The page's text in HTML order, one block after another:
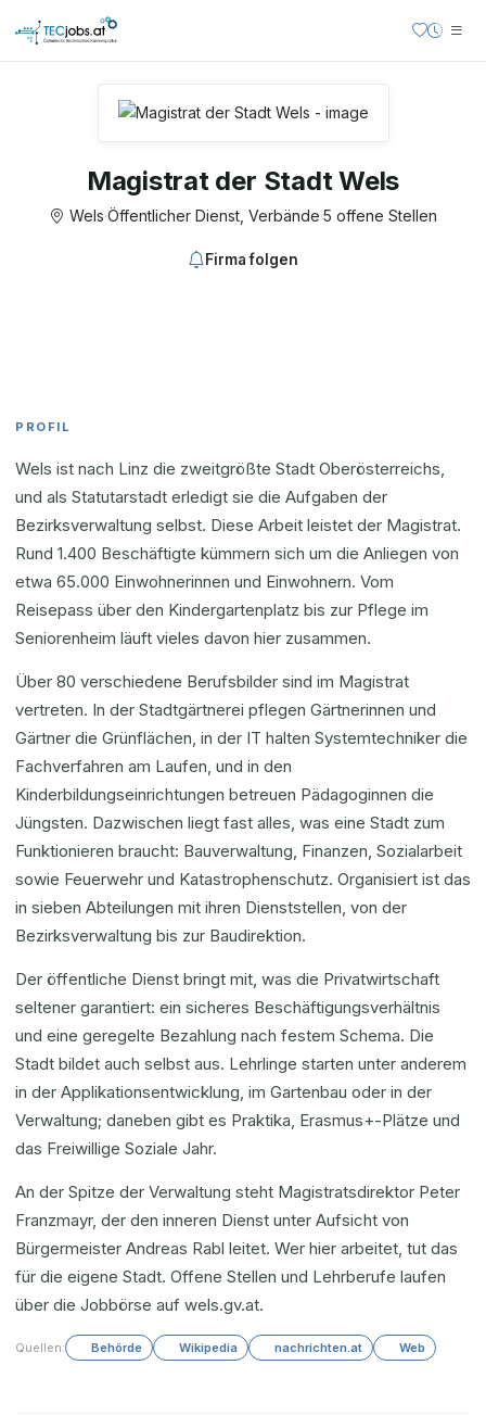
Magistrat der Stadt Wels
Wels·Öffentlicher Dienst, Verbände·5 offene Stellen
Firma folgen
PROFIL
Wels ist nach Linz die zweitgrößte Stadt Oberösterreichs,
und als Statutarstadt erledigt sie die Aufgaben der
Bezirksverwaltung selbst. Diese Arbeit leistet der Magistrat.
Rund 1.400 Beschäftigte kümmern sich um die Anliegen von
etwa 65.000 Einwohnerinnen und Einwohnern. Vom
Reisepass über den Kindergartenplatz bis zur Pflege im
Seniorenheim läuft vieles davon hier zusammen.
Über 80 verschiedene Berufsbilder sind im Magistrat
vertreten. In der Stadtgärtnerei pflegen Gärtnerinnen und
Gärtner die Grünflächen, in der IT halten Systemtechniker die
Fachverfahren am Laufen, und in den
Kinderbildungseinrichtungen betreuen Pädagoginnen die
Jüngsten. Dazwischen liegt fast alles, was eine Stadt zum
Funktionieren braucht: Bauverwaltung, Finanzen, Sozialarbeit
sowie Feuerwehr und Katastrophenschutz. Organisiert ist das
in sieben Abteilungen mit ihren Dienststellen, von der
Bezirksverwaltung bis zur Baudirektion.
Der öffentliche Dienst bringt mit, was die Privatwirtschaft
seltener garantiert: ein sicheres Beschäftigungsverhältnis
und eine geregelte Bezahlung nach festem Schema. Die
Stadt bildet auch selbst aus. Lehrlinge starten unter anderem
in der Applikationsentwicklung, im Gartenbau oder in der
Verwaltung; daneben gibt es Praktika, Erasmus+-Plätze und
das Freiwillige Soziale Jahr.
An der Spitze der Verwaltung steht Magistratsdirektor Peter
Franzmayr, der den inneren Dienst unter Aufsicht von
Bürgermeister Andreas Rabl leitet. Wer hier arbeitet, tut das
für die eigene Stadt. Offene Stellen und Lehrberufe laufen
über die Jobbörse auf wels.gv.at.
Quellen: Behörde Wikipedia nachrichten.at Web